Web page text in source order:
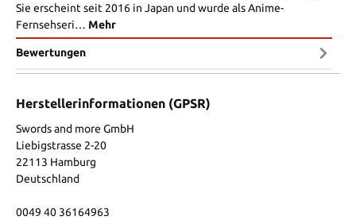
Sie erscheint seit 2016 in Japan und wurde als Anime-
Fernsehseri… Mehr
Bewertungen
Herstellerinformationen (GPSR)
Swords and more GmbH
Liebigstrasse 2-20
22113 Hamburg
Deutschland
0049 40 36164963